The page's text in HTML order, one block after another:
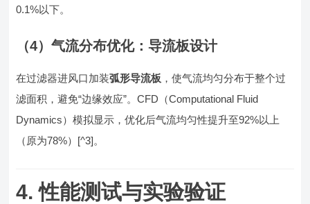
0.1%以下。
（4）气流分布优化：导流板设计
在过滤器进风口加装弧形导流板 ，使气流均匀分布于整个过
滤面积，避免“边缘效应”。CFD（Computational Fluid
Dynamics）模拟显示，优化后气流均匀性提升至92%以上
（原为78%）[^3]。
4. 性能测试与实验验证